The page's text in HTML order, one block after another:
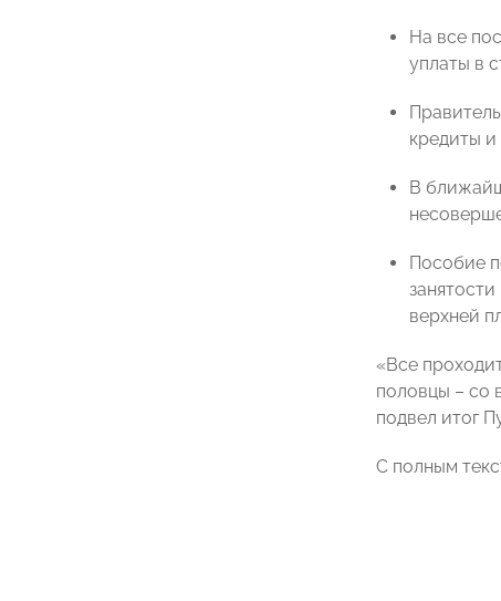
На все
уплаты в
кредиты и
В
Пособие
верхней
«Все
половцы – со
подвел итог
С полным